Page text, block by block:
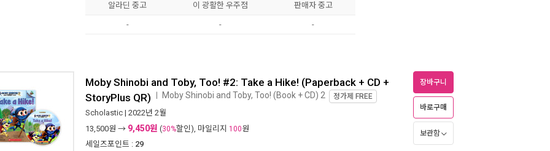
알라딘 중고 이 광활한 우주점 판매자 중고
- - -
Moby Shinobi and Toby, Too! #2: Take a Hike! (Paperback + CD +
StoryPlus QR) Moby Shinobi and Toby, Too! (Book + CD) 2 정가제 FREE
Scholastic | 2022년 2월
13,500원 → 9,450원 (30%할인), 마일리지 100원
세일즈포인트 : 29
장바구니
바로구매
보관함